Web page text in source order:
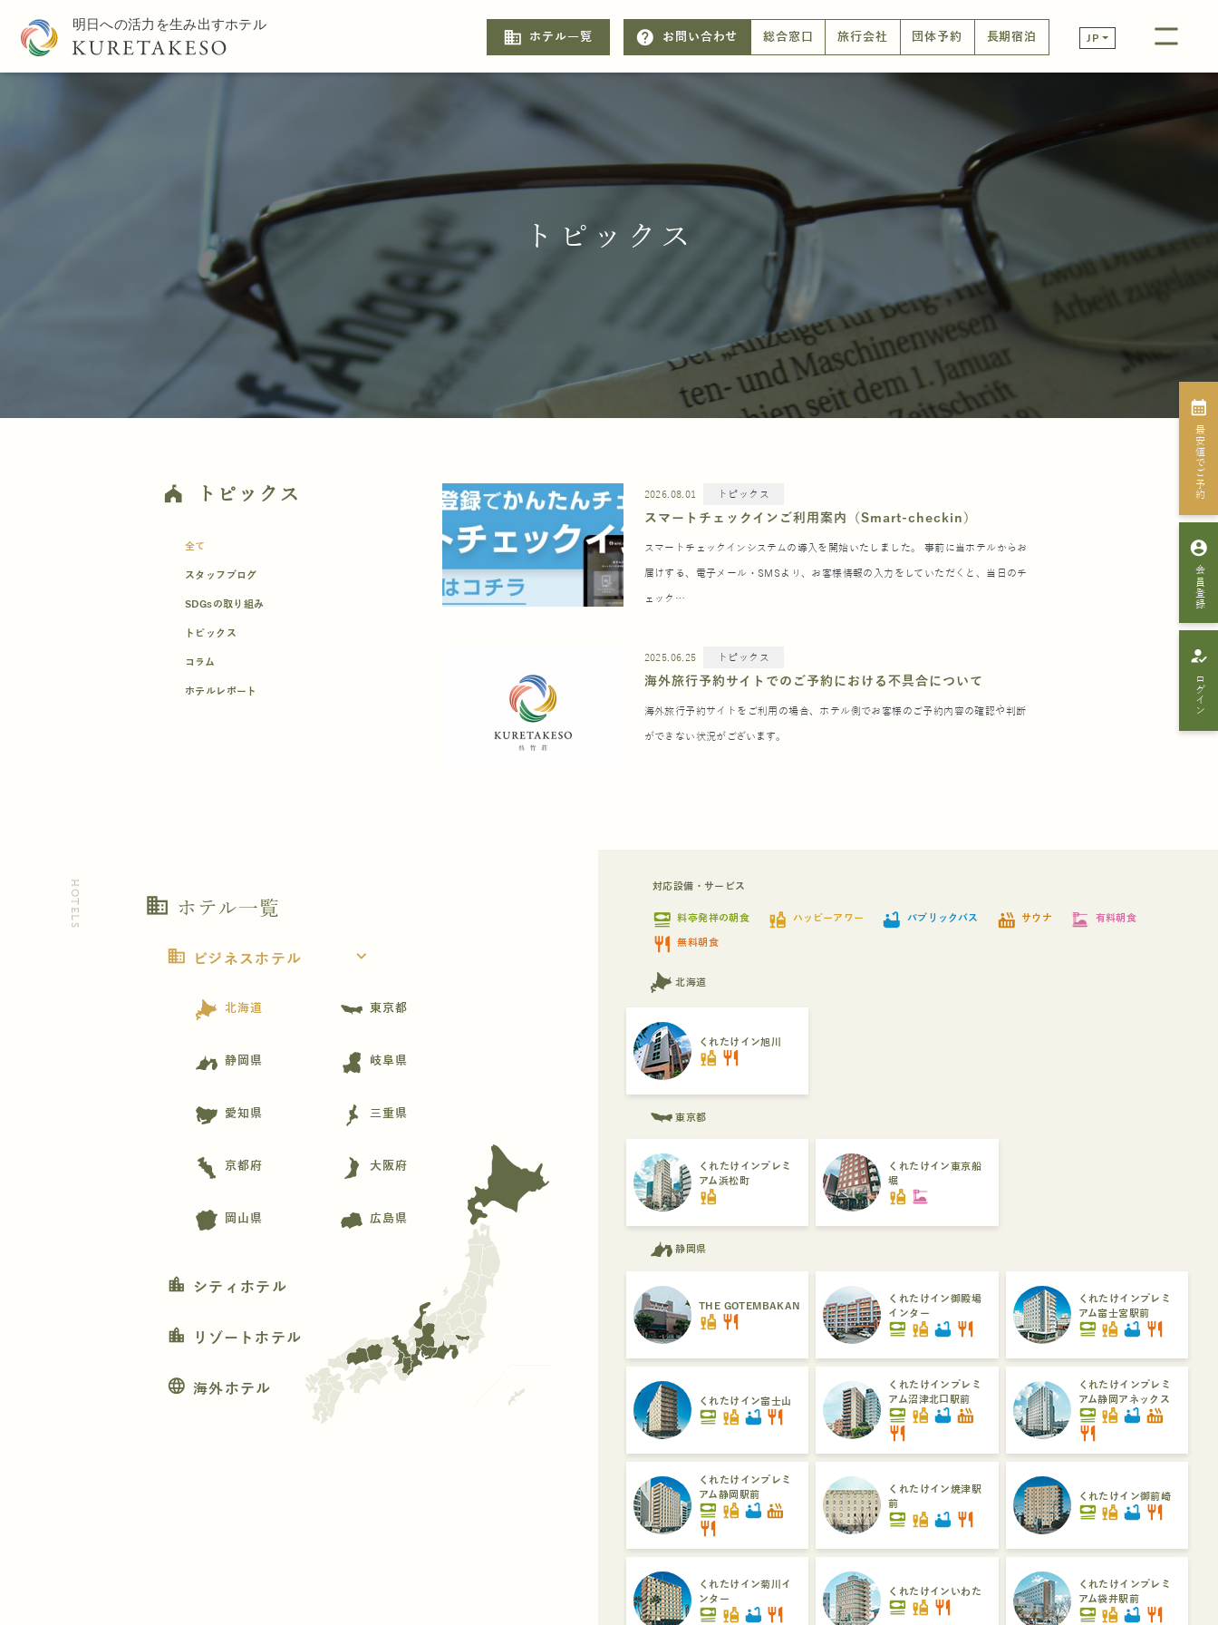
business ホテル一覧 help お問い合わせ 総合窓口 旅行会社 団体予約 長期宿泊 JP
calendar_month
最安値でご予約
account_circle
会員登録
how_to_reg
ログイン
トピックス
festival トピックス
全て
スタッフブログ
SDGsの取り組み
トピックス
コラム
ホテルレポート
2026.08.01 トピックス
スマートチェックインご利用案内（Smart-checkin）
スマートチェックインシステムの導入を開始いたしました。 事前に当ホテルからお
届けする、電子メール・SMSより、お客様情報の入力をしていただくと、当日のチ
ェック…
2025.06.25 トピックス
海外旅行予約サイトでのご予約における不具合について
海外旅行予約サイトをご利用の場合、ホテル側でお客様のご予約内容の確認や判断
ができない状況がございます。
HOTELS business ホテル一覧
business ビジネスホテル expand_more
北海道 東京都
静岡県 岐阜県
愛知県 三重県
京都府 大阪府
岡山県 広島県
location_city シティホテル
location_city リゾートホテル
language 海外ホテル
対応設備・サービス
set_meal 料亭発祥の朝食 liquor ハッピーアワー bathtub パブリックバス hot_tub サウナ dinner_dining 有料朝食
restaurant 無料朝食
北海道
くれたけイン旭川
liquor restaurant
東京都
くれたけインプレミ
アム浜松町
liquor
くれたけイン東京船
堀
liquor dinner_dining
静岡県
THE GOTEMBAKAN
liquor restaurant
くれたけイン御殿場
インター
set_meal liquor bathtub restaurant
くれたけインプレミ
アム富士宮駅前
set_meal liquor bathtub restaurant
くれたけイン富士山
set_meal liquor bathtub restaurant
くれたけインプレミ
アム沼津北口駅前
set_meal liquor bathtub hot_tub
restaurant
くれたけインプレミ
アム静岡アネックス
set_meal liquor bathtub hot_tub
restaurant
くれたけインプレミ
アム静岡駅前
set_meal liquor bathtub hot_tub
restaurant
くれたけイン焼津駅
前
set_meal liquor bathtub restaurant
くれたけイン御前崎
set_meal liquor bathtub restaurant
くれたけイン菊川イ
ンター
set_meal liquor bathtub restaurant
くれたけインいわた
set_meal liquor restaurant
くれたけインプレミ
アム袋井駅前
set_meal liquor bathtub restaurant